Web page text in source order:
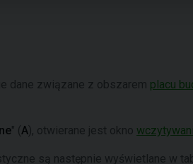
dane związane z obszarem placu
" (A), otwierane jest okno
są następnie wyświetlane w